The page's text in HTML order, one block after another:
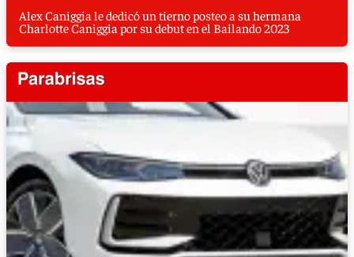
Alex Caniggia le dedicó un tierno posteo a su hermana
Charlotte Caniggia por su debut en el Bailando 2023